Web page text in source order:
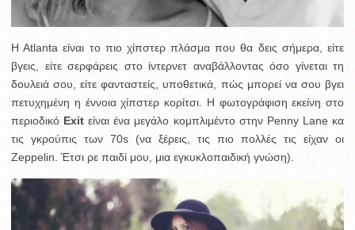
H Atlanta είναι το πιο χίπστερ πλάσμα που θα δεις σήμερα, είτε
βγεις, είτε σερφάρεις στο ίντερνετ αναβάλλοντας όσο γίνεται τη
δουλειά σου, είτε φανταστείς, υποθετικά, πώς μπορεί να σου βγει
πετυχημένη η έννοια χίπστερ κορίτσι. Η φωτογράφιση εκείνη στο
περιοδικό Exit είναι ένα μεγάλο κομπλιμέντο στην Penny Lane κα
τις γκρούπις των 70s (να ξέρεις, τις πιο πολλές τις είχαν οι
Zeppelin. Έτσι ρε παιδί μου, μια εγκυκλοπαιδική γνώση).